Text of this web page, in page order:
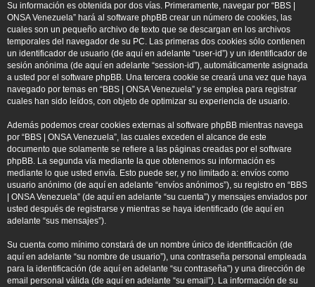
Su información es obtenida por dos vías. Primeramente, navegar por “BBS |
ONSA Venezuela” hará al software phpBB crear un número de cookies, las
cuales son un pequeño archivo de texto que se descargan en los archivos
temporales del navegador de su PC. Las primeras dos cookies sólo contienen
un identificador de usuario (de aquí en adelante “user-id”) y un identificador de
sesión anónima (de aquí en adelante “session-id”), automáticamente asignada
a usted por el software phpBB. Una tercera cookie se creará una vez que haya
navegado por temas en “BBS | ONSA Venezuela” y se emplea para registrar
cuales han sido leídos, con objeto de optimizar su experiencia de usuario.
Además podemos crear cookies externas al software phpBB mientras navega
por “BBS | ONSA Venezuela”, las cuales exceden el alcance de este
documento que solamente se refiere a las páginas creadas por el software
phpBB. La segunda vía mediante la que obtenemos su información es
mediante lo que usted envía. Esto puede ser, y no limitado a: envíos como
usuario anónimo (de aquí en adelante “envíos anónimos”), su registro en “BBS
| ONSA Venezuela” (de aquí en adelante “su cuenta”) y mensajes enviados por
usted después de registrarse y mientras se haya identificado (de aquí en
adelante “sus mensajes”).
Su cuenta como mínimo constará de un nombre único de identificación (de
aquí en adelante “su nombre de usuario”), una contraseña personal empleada
para la identificación (de aquí en adelante “su contraseña”) y una dirección de
email personal válida (de aquí en adelante “su email”). La información de su